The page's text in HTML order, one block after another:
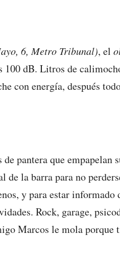
6, Metro Tribunal), el
100 dB. Litros de
con energía, después
pantera que empapelan
la barra para no
y para estar informado
Rock, garage,
Marcos le mola porque